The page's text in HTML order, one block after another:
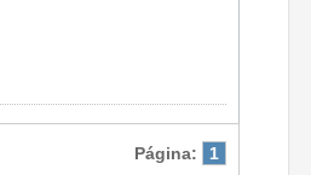
Página: 1